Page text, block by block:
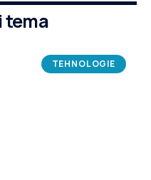
tema
TEHNOLOGIE